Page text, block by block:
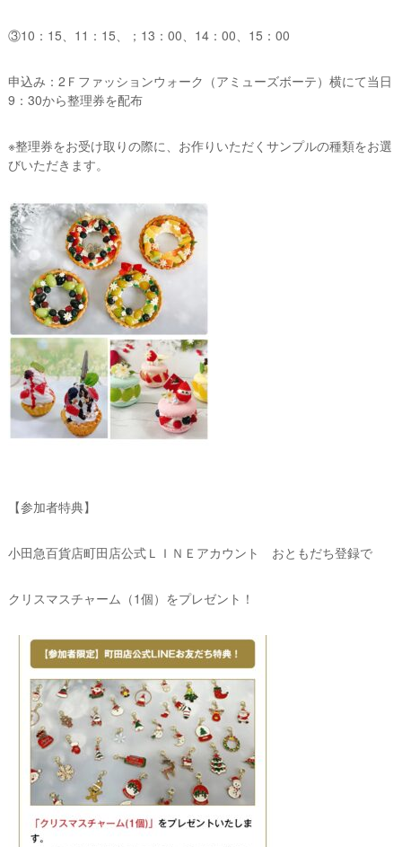
③10：15、11：15、；13：00、14：00、15：00
申込み：2Ｆファッションウォーク（アミューズボーテ）横にて当日
9：30から整理券を配布
※整理券をお受け取りの際に、お作りいただくサンプルの種類をお選
びいただきます。
【参加者特典】
小田急百貨店町田店公式ＬＩＮＥアカウント おともだち登録で
クリスマスチャーム（1個）をプレゼント！